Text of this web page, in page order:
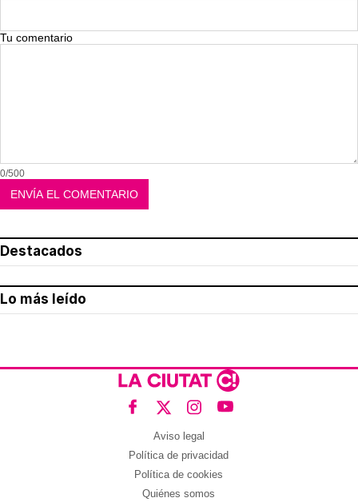
Tu comentario
0/500
Destacados
Lo más leído
Aviso legal
Política de privacidad
Política de cookies
Quiénes somos